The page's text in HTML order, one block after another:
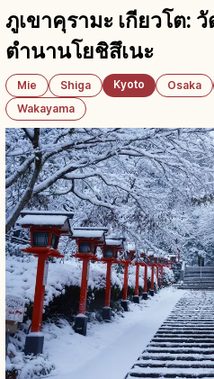
ภูเขาคุรามะ เกียวโต:
ตำนานโยชิสึเนะ
Mie Shiga Kyoto Osaka
Wakayama